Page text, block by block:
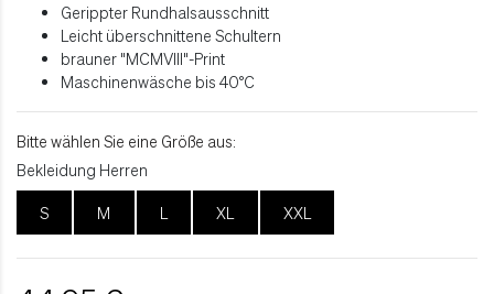
Gerippter Rundhalsausschnitt
Leicht überschnittene Schultern
brauner "MCMVIII"-Print
Maschinenwäsche bis 40°C
Bitte wählen Sie eine Größe aus:
Bekleidung Herren
S M L XL XXL